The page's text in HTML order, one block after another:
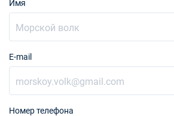
Имя
E-mail
Номер телефона